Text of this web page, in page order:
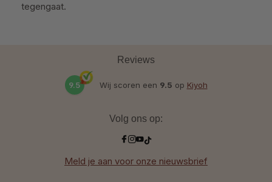
tegengaat.
Reviews
9.5 Wij scoren een 9.5 op Kiyoh
Volg ons op:
Meld je aan voor onze nieuwsbrief